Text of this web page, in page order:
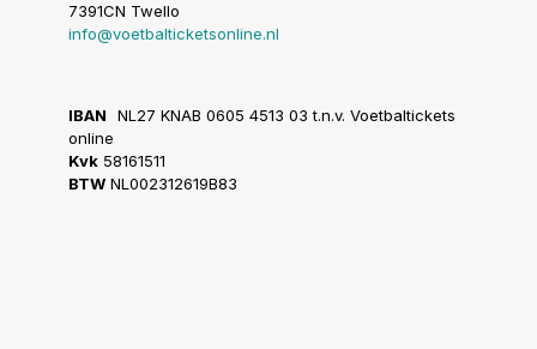
7391CN Twello
info@voetbalticketsonline.nl
IBAN NL27 KNAB 0605 4513 03 t.n.v. Voetbaltickets
online
Kvk58161511
BTWNL002312619B83